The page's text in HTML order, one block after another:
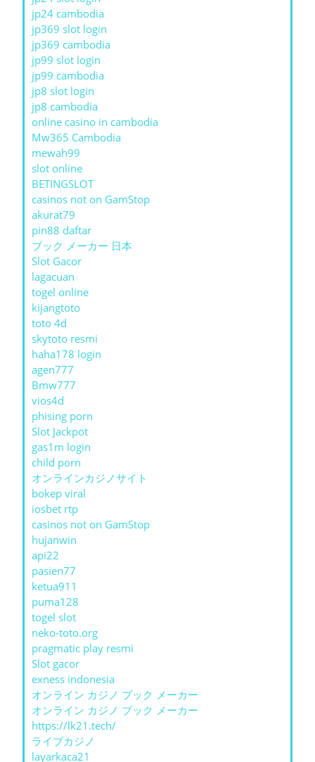
jp24 cambodia
jp369 slot login
jp369 cambodia
jp99 slot login
jp99 cambodia
jp8 slot login
jp8 cambodia
online casino in cambodia
Mw365 Cambodia
mewah99
slot online
BETINGSLOT
casinos not on GamStop
akurat79
pin88 daftar
ブック メーカー 日本
Slot Gacor
lagacuan
togel online
kijangtoto
toto 4d
skytoto resmi
haha178 login
agen777
Bmw777
vios4d
phising porn
Slot Jackpot
gas1m login
child porn
オンラインカジノサイト
bokep viral
iosbet rtp
casinos not on GamStop
hujanwin
api22
pasien77
ketua911
puma128
togel slot
neko-toto.org
pragmatic play resmi
Slot gacor
exness indonesia
オンライン カジノ ブック メーカー
オンライン カジノ ブック メーカー
https://lk21.tech/
ライブカジノ
layarkaca21